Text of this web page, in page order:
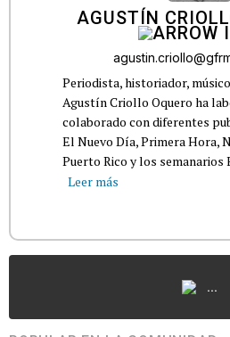
AGUSTÍN
Periodista, historiador,
Agustín Criollo Oquero ha
colaborado con diferentes
El Nuevo Día, Primera Hora,
Puerto Rico y los semanarios
Leer más
...